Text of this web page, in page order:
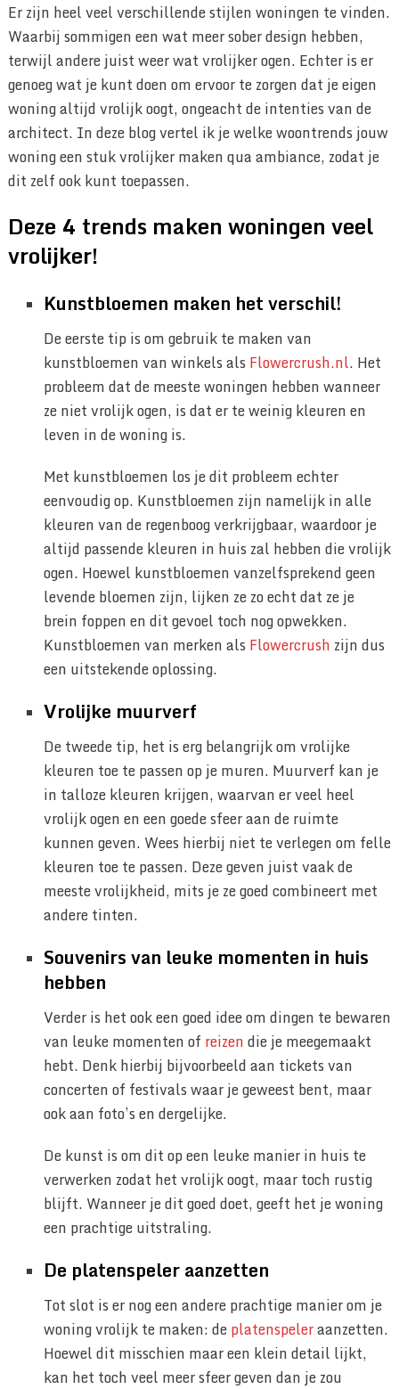
Er zijn heel veel verschillende stijlen woningen te vinden.
Waarbij sommigen een wat meer sober design hebben,
terwijl andere juist weer wat vrolijker ogen. Echter is er
genoeg wat je kunt doen om ervoor te zorgen dat je eigen
woning altijd vrolijk oogt, ongeacht de intenties van de
architect. In deze blog vertel ik je welke woontrends jouw
woning een stuk vrolijker maken qua ambiance, zodat je
dit zelf ook kunt toepassen.
Deze 4 trends maken woningen veel
vrolijker!
Kunstbloemen maken het verschil!
De eerste tip is om gebruik te maken van
kunstbloemen van winkels als Flowercrush.nl. Het
probleem dat de meeste woningen hebben wanneer
ze niet vrolijk ogen, is dat er te weinig kleuren en
leven in de woning is.
Met kunstbloemen los je dit probleem echter
eenvoudig op. Kunstbloemen zijn namelijk in alle
kleuren van de regenboog verkrijgbaar, waardoor je
altijd passende kleuren in huis zal hebben die vrolijk
ogen. Hoewel kunstbloemen vanzelfsprekend geen
levende bloemen zijn, lijken ze zo echt dat ze je
brein foppen en dit gevoel toch nog opwekken.
Kunstbloemen van merken als Flowercrush zijn dus
een uitstekende oplossing.
Vrolijke muurverf
De tweede tip, het is erg belangrijk om vrolijke
kleuren toe te passen op je muren. Muurverf kan je
in talloze kleuren krijgen, waarvan er veel heel
vrolijk ogen en een goede sfeer aan de ruimte
kunnen geven. Wees hierbij niet te verlegen om felle
kleuren toe te passen. Deze geven juist vaak de
meeste vrolijkheid, mits je ze goed combineert met
andere tinten.
Souvenirs van leuke momenten in huis
hebben
Verder is het ook een goed idee om dingen te bewaren
van leuke momenten of reizendie je meegemaakt
hebt. Denk hierbij bijvoorbeeld aan tickets van
concerten of festivals waar je geweest bent, maar
ook aan foto’s en dergelijke.
De kunst is om dit op een leuke manier in huis te
verwerken zodat het vrolijk oogt, maar toch rustig
blijft. Wanneer je dit goed doet, geeft het je woning
een prachtige uitstraling.
De platenspeler aanzetten
Tot slot is er nog een andere prachtige manier om je
woning vrolijk te maken: deplatenspeleraanzetten.
Hoewel dit misschien maar een klein detail lijkt,
kan het toch veel meer sfeer geven dan je zou